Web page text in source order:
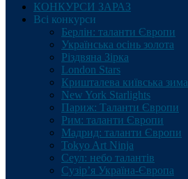
КОНКУРСИ ЗАРАЗ
Всі конкурси
Берлін: таланти Європи
Українська осінь золота
Різдвяна Зірка
London Stars
Кришталева київська зима
New York Starlights
Париж: Таланти Європи
Рим: таланти Європи
Мадрид: таланти Європи
Tokyo Art Ninja
Сеул: небо талантів
Сузір’я Україна-Європа